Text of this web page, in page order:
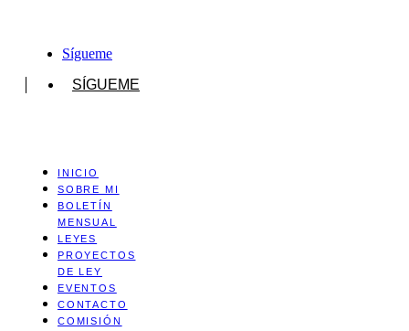
Sígueme
SÍGUEME
INICIO
SOBRE MI
BOLETÍN
MENSUAL
LEYES
PROYECTOS
DE LEY
EVENTOS
CONTACTO
COMISIÓN